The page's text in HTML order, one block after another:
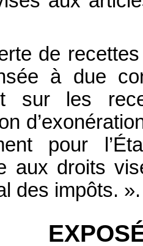
de
à due
sur les
pour
aux droits
des impôts. ».